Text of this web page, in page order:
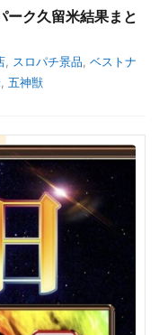
ク久留米結果まと
, スロパチ景品, ベストナ
, 五神獣